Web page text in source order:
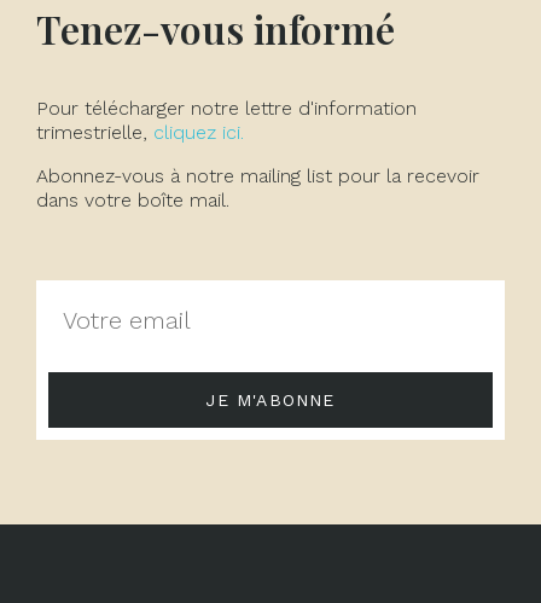
Tenez-vous informé
Pour télécharger notre lettre d'information
trimestrielle, cliquez ici.
Abonnez-vous à notre mailing list pour la recevoir
dans votre boîte mail.
JE M'ABONNE